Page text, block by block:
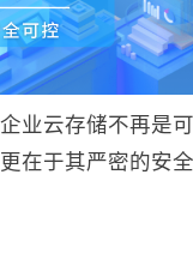
业云存储不再是
在于其严密的安